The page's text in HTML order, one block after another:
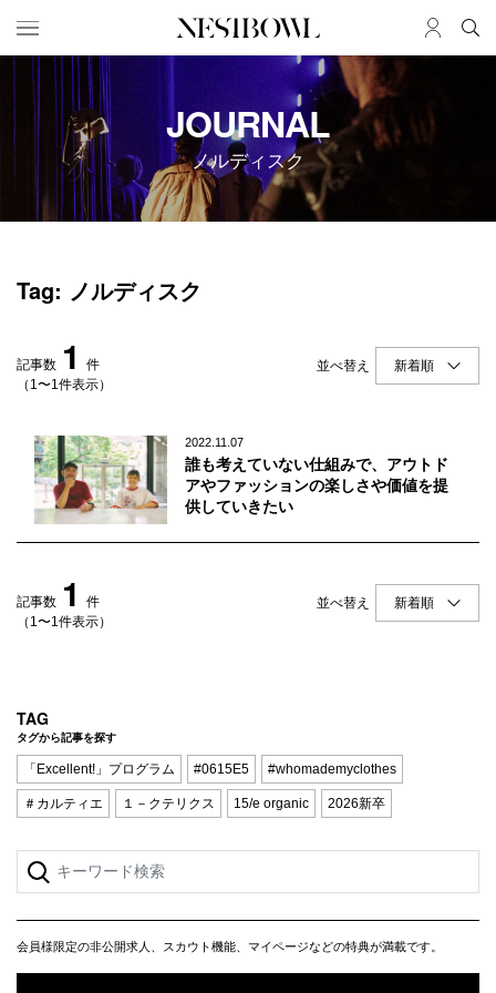
HOME
求人検索
新着求人
ブランド一覧
インタビュー
ニュース＆イベント
データ
SERVICE
初めての方へ
Q&A
企業担当の方へ
ログイン
会員登録
JOURNAL
ノルディスク
Tag: ノルディスク
記事数 1
件
（1〜1件表示）
並べ替え
2022.11.07
誰も考えていない仕組みで、アウトド
アやファッションの楽しさや価値を提
供していきたい
記事数 1
件
（1〜1件表示）
並べ替え
TAG
タグから記事を探す
「Excellent!」プログラム #0615E5 #whomademyclothes
＃カルティエ １－クテリクス 15/e organic 2026新卒
会員様限定の非公開求人、スカウト機能、マイページなどの特典が満載です。